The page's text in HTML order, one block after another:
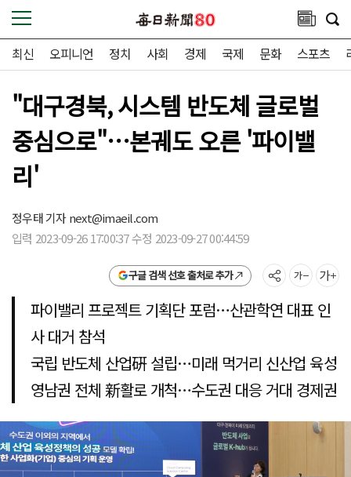
최신 오피니언 정치 사회 경제 국제 문화 스포츠
"대구경북, 시스템 반도체 글로벌
중심으로"…본궤도 오른 '파이밸
리'
정우태 기자next@imaeil.com
입력 2023-09-26 17:00:37 수정 2023-09-27 00:44:59
구글 검색 선호 출처로 추가
파이밸리 프로젝트 기획단 포럼…산관학연 대표 인
사 대거 참석
국립 반도체 산업硏 설립…미래 먹거리 신산업 육성
영남권 전체 新활로 개척…수도권 대응 거대 경제권